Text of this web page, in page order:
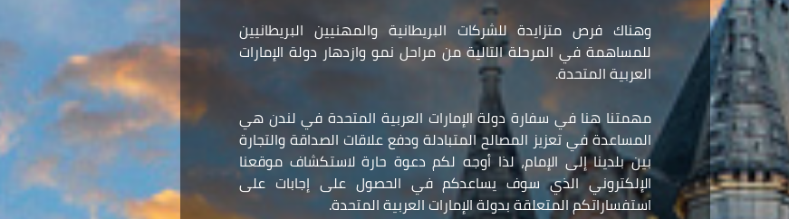
وهناك فرص متزايدة للشركات البريطانية والمهنيين البريطانيين
للمساهمة في المرحلة التالية من مراحل نمو وازدهار دولة الإمارات
العربية المتحدة.
مهمتنا هنا في سفارة دولة الإمارات العربية المتحدة في لندن هي
المساعدة في تعزيز المصالح المتبادلة ودفع علاقات الصداقة والتجارة
بين بلدينا إلى الإمام، لذا أوجه لكم دعوة حارة لاستكشاف موقعنا
الإلكتروني الذي سوف يساعدكم في الحصول على إجابات على
استفساراتكم المتعلقة بدولة الإمارات العربية المتحدة.